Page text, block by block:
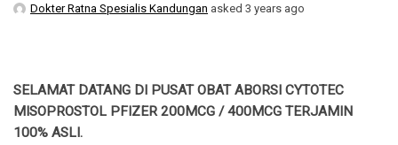
Dokter Ratna Spesialis Kandungan asked 3 years ago
SELAMAT DATANG DI PUSAT OBAT ABORSI CYTOTEC
MISOPROSTOL PFIZER 200MCG / 400MCG TERJAMIN
100% ASLI.